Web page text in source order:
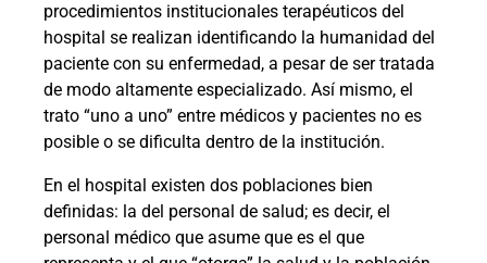
procedimientos institucionales terapéuticos del
hospital se realizan identificando la humanidad del
paciente con su enfermedad, a pesar de ser tratada
de modo altamente especializado. Así mismo, el
trato “uno a uno” entre médicos y pacientes no es
posible o se dificulta dentro de la institución.
En el hospital existen dos poblaciones bien
definidas: la del personal de salud; es decir, el
personal médico que asume que es el que